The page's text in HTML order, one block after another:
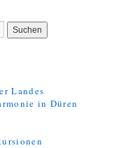
Landes
in Düren